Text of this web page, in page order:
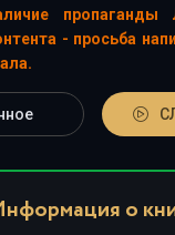
- просьба
о